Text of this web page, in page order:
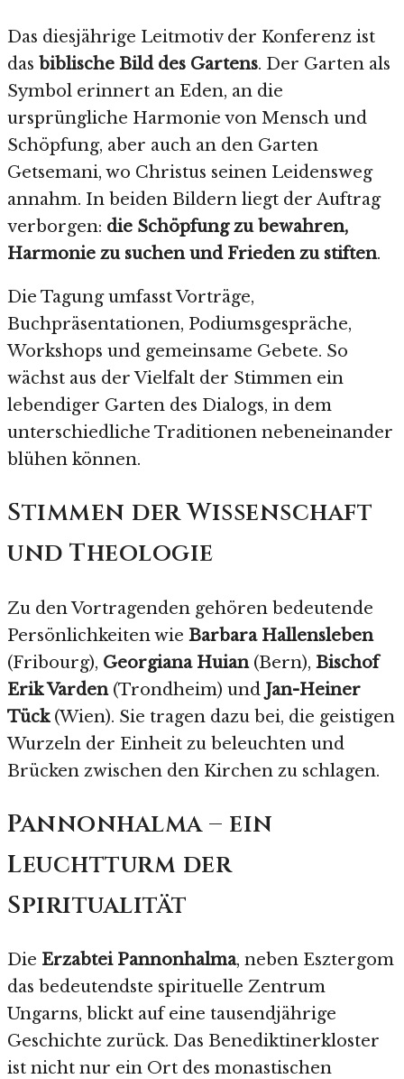
Das diesjährige Leitmotiv der Konferenz ist
das biblische Bild des Gartens. Der Garten als
Symbol erinnert an Eden, an die
ursprüngliche Harmonie von Mensch und
Schöpfung, aber auch an den Garten
Getsemani, wo Christus seinen Leidensweg
annahm. In beiden Bildern liegt der Auftrag
verborgen: die Schöpfung zu bewahren,
Harmonie zu suchen und Frieden zu stiften.
Die Tagung umfasst Vorträge,
Buchpräsentationen, Podiumsgespräche,
Workshops und gemeinsame Gebete. So
wächst aus der Vielfalt der Stimmen ein
lebendiger Garten des Dialogs, in dem
unterschiedliche Traditionen nebeneinander
blühen können.
Stimmen der Wissenschaft
und Theologie
Zu den Vortragenden gehören bedeutende
Persönlichkeiten wie Barbara Hallensleben
(Fribourg), Georgiana Huian(Bern), Bischof
Erik Varden(Trondheim) und Jan-Heiner
Tück(Wien). Sie tragen dazu bei, die geistigen
Wurzeln der Einheit zu beleuchten und
Brücken zwischen den Kirchen zu schlagen.
Pannonhalma – ein
Leuchtturm der
Spiritualität
Die Erzabtei Pannonhalma, neben Esztergom
das bedeutendste spirituelle Zentrum
Ungarns, blickt auf eine tausendjährige
Geschichte zurück. Das Benediktinerkloster
ist nicht nur ein Ort des monastischen